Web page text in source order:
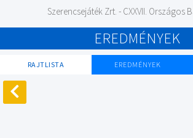
Szerencsejáték Zrt. - CXXVII. Országos
EREDMÉNYEK
RAJTLISTA EREDMÉNYEK